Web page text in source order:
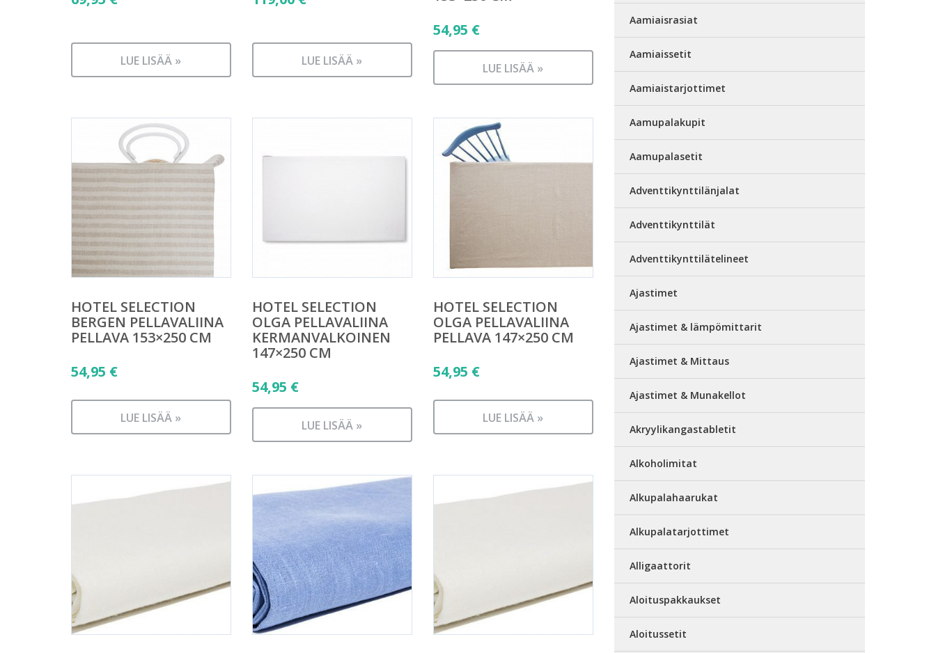
LUE LISÄÄ » LUE LISÄÄ »
54,95 €
LUE LISÄÄ »
HOTEL SELECTION
BERGEN PELLAVALIINA
PELLAVA 153×250 CM
54,95 €
LUE LISÄÄ »
HOTEL SELECTION
OLGA PELLAVALIINA
KERMANVALKOINEN
147×250 CM
54,95 €
LUE LISÄÄ »
HOTEL SELECTION
OLGA PELLAVALIINA
PELLAVA 147×250 CM
54,95 €
LUE LISÄÄ »
Aamiaisrasiat
Aamiaissetit
Aamiaistarjottimet
Aamupalakupit
Aamupalasetit
Adventtikynttilänjalat
Adventtikynttilät
Adventtikynttilätelineet
Ajastimet
Ajastimet & lämpömittarit
Ajastimet & Mittaus
Ajastimet & Munakellot
Akryylikangastabletit
Alkoholimitat
Alkupalahaarukat
Alkupalatarjottimet
Alligaattorit
Aloituspakkaukset
Aloitussetit